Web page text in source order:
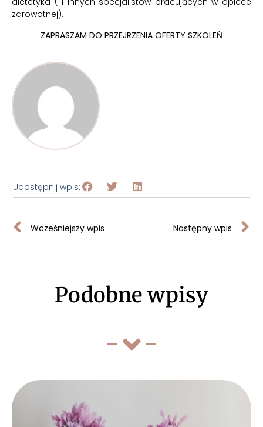
zdrowotnej).
ZAPRASZAM DO PRZEJRZENIA OFERTY SZKOLEŃ
Udostępnij wpis:
Wcześniejszy wpis Następny wpis
Podobne wpisy